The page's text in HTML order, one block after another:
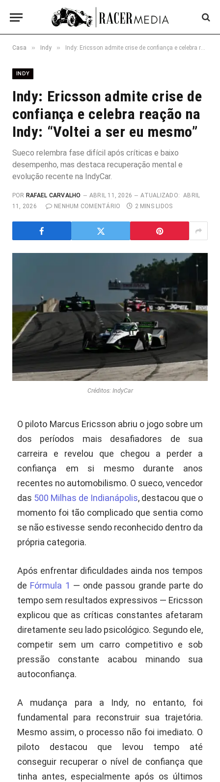
Casa » Indy » Indy: Ericsson admite crise de confiança e celebra reação na Indy: “Voltei a ser eu mesmo”
INDY
Indy: Ericsson admite crise de
confiança e celebra reação na
Indy: “Voltei a ser eu mesmo”
Sueco relembra fase difícil após críticas e baixo
desempenho, mas destaca recuperação mental e
evolução recente na IndyCar.
POR RAFAEL CARVALHO ABRIL 11, 2026 ATUALIZADO: ABRIL
11, 2026
NENHUM COMENTÁRIO 2 MINS LIDOS
Créditos: IndyCar
O piloto Marcus Ericsson abriu o jogo sobre um
dos períodos mais desafiadores de sua
carreira e revelou que chegou a perder a
confiança em si mesmo durante anos
recentes no automobilismo. O sueco, vencedor
das 500 Milhas de Indianápolis, destacou que o
momento foi tão complicado que sentia como
se não estivesse sendo reconhecido dentro da
própria categoria.
Após enfrentar dificuldades ainda nos tempos
de Fórmula 1 — onde passou grande parte do
tempo sem resultados expressivos — Ericsson
explicou que as críticas constantes afetaram
diretamente seu lado psicológico. Segundo ele,
competir sem um carro competitivo e sob
pressão constante acabou minando sua
autoconfiança.
A mudança para a Indy, no entanto, foi
fundamental para reconstruir sua trajetória.
Mesmo assim, o processo não foi imediato. O
piloto destacou que levou tempo até
conseguir recuperar o nível de confiança que
tinha antes, especialmente após os últimos